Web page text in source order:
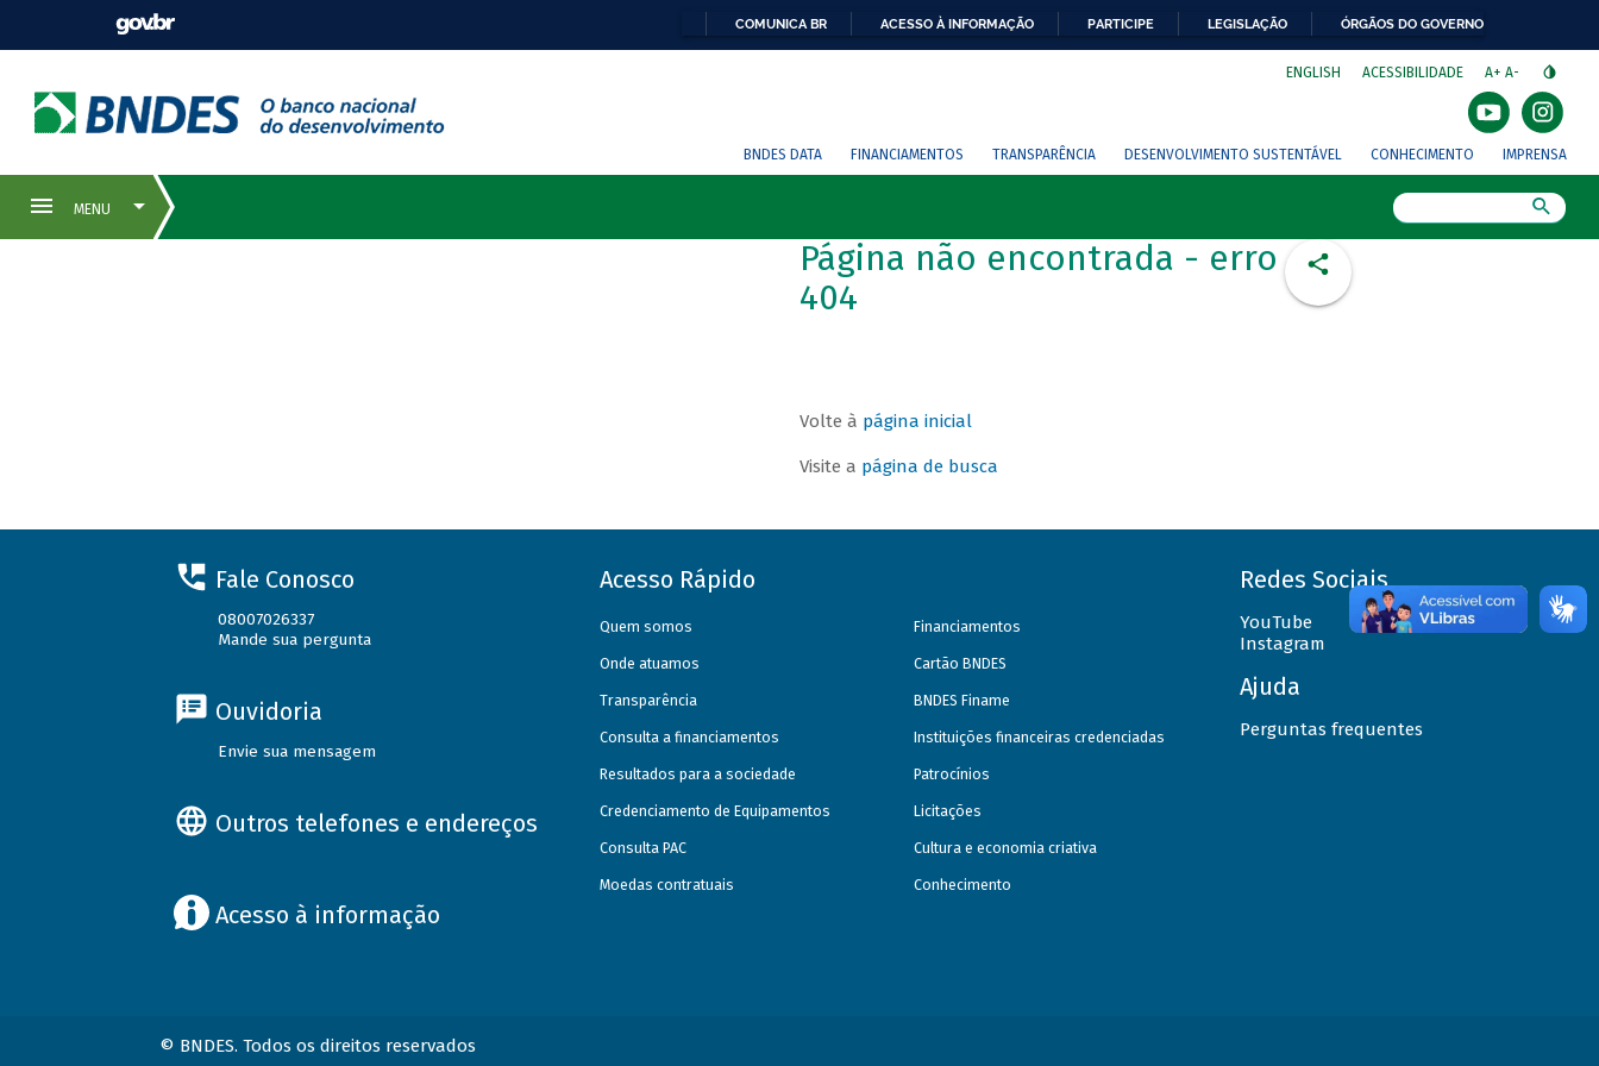
COMUNICA BR ACESSO À INFORMAÇÃO PARTICIPE LEGISLAÇÃO ÓRGÃOS DO GOVERNO
ENGLISH ACESSIBILIDADE A+ A-
BNDES DATA FINANCIAMENTOS TRANSPARÊNCIA DESENVOLVIMENTO SUSTENTÁVEL CONHECIMENTO IMPRENSA
Página não encontrada - erro
404
Volte à página inicial
Visite a página de busca
Fale Conosco
08007026337
Mande sua pergunta
Ouvidoria
Envie sua mensagem
Outros telefones e endereços
Acesso à informação
Acesso Rápido
Quem somos
Onde atuamos
Transparência
Consulta a financiamentos
Resultados para a sociedade
Credenciamento de Equipamentos
Consulta PAC
Moedas contratuais
Financiamentos
Cartão BNDES
BNDES Finame
Instituições financeiras credenciadas
Patrocínios
Licitações
Cultura e economia criativa
Conhecimento
Redes Sociais
YouTube
Instagram
Ajuda
Perguntas frequentes
© BNDES. Todos os direitos reservados